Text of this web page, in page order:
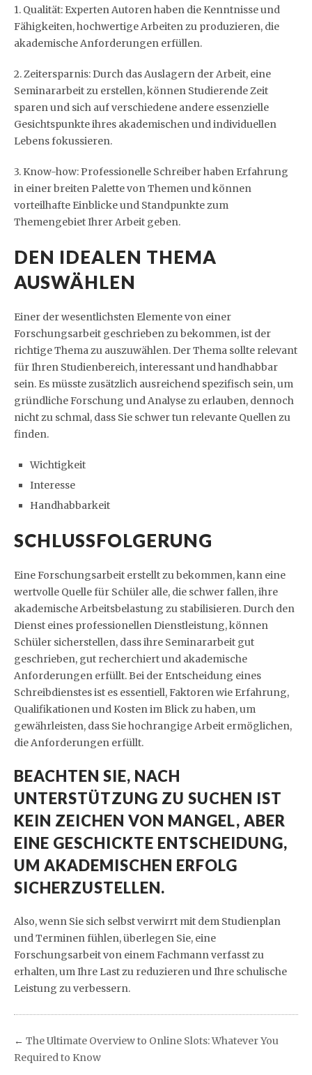
1. Qualität: Experten Autoren haben die Kenntnisse und
Fähigkeiten, hochwertige Arbeiten zu produzieren, die
akademische Anforderungen erfüllen.
2. Zeitersparnis: Durch das Auslagern der Arbeit, eine
Seminararbeit zu erstellen, können Studierende Zeit
sparen und sich auf verschiedene andere essenzielle
Gesichtspunkte ihres akademischen und individuellen
Lebens fokussieren.
3. Know-how: Professionelle Schreiber haben Erfahrung
in einer breiten Palette von Themen und können
vorteilhafte Einblicke und Standpunkte zum
Themengebiet Ihrer Arbeit geben.
DEN IDEALEN THEMA
AUSWÄHLEN
Einer der wesentlichsten Elemente von einer
Forschungsarbeit geschrieben zu bekommen, ist der
richtige Thema zu auszuwählen. Der Thema sollte relevant
für Ihren Studienbereich, interessant und handhabbar
sein. Es müsste zusätzlich ausreichend spezifisch sein, um
gründliche Forschung und Analyse zu erlauben, dennoch
nicht zu schmal, dass Sie schwer tun relevante Quellen zu
finden.
Wichtigkeit
Interesse
Handhabbarkeit
SCHLUSSFOLGERUNG
Eine Forschungsarbeit erstellt zu bekommen, kann eine
wertvolle Quelle für Schüler alle, die schwer fallen, ihre
akademische Arbeitsbelastung zu stabilisieren. Durch den
Dienst eines professionellen Dienstleistung, können
Schüler sicherstellen, dass ihre Seminararbeit gut
geschrieben, gut recherchiert und akademische
Anforderungen erfüllt. Bei der Entscheidung eines
Schreibdienstes ist es essentiell, Faktoren wie Erfahrung,
Qualifikationen und Kosten im Blick zu haben, um
gewährleisten, dass Sie hochrangige Arbeit ermöglichen,
die Anforderungen erfüllt.
BEACHTEN SIE, NACH
UNTERSTÜTZUNG ZU SUCHEN IST
KEIN ZEICHEN VON MANGEL, ABER
EINE GESCHICKTE ENTSCHEIDUNG,
UM AKADEMISCHEN ERFOLG
SICHERZUSTELLEN.
Also, wenn Sie sich selbst verwirrt mit dem Studienplan
und Terminen fühlen, überlegen Sie, eine
Forschungsarbeit von einem Fachmann verfasst zu
erhalten, um Ihre Last zu reduzieren und Ihre schulische
Leistung zu verbessern.
← The Ultimate Overview to Online Slots: Whatever You
Required to Know